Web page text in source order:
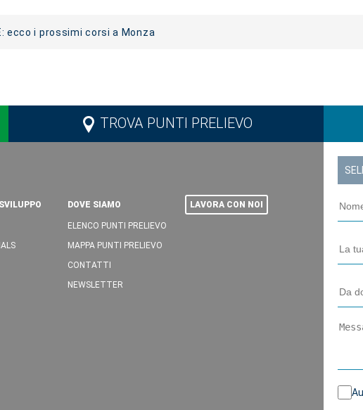
ecco i prossimi corsi a Monza
TROVA PUNTI PRELIEVO
DOVE SIAMO
ELENCO PUNTI PRELIEVO
MAPPA PUNTI PRELIEVO
CONTATTI
NEWSLETTER
LAVORA CON NOI